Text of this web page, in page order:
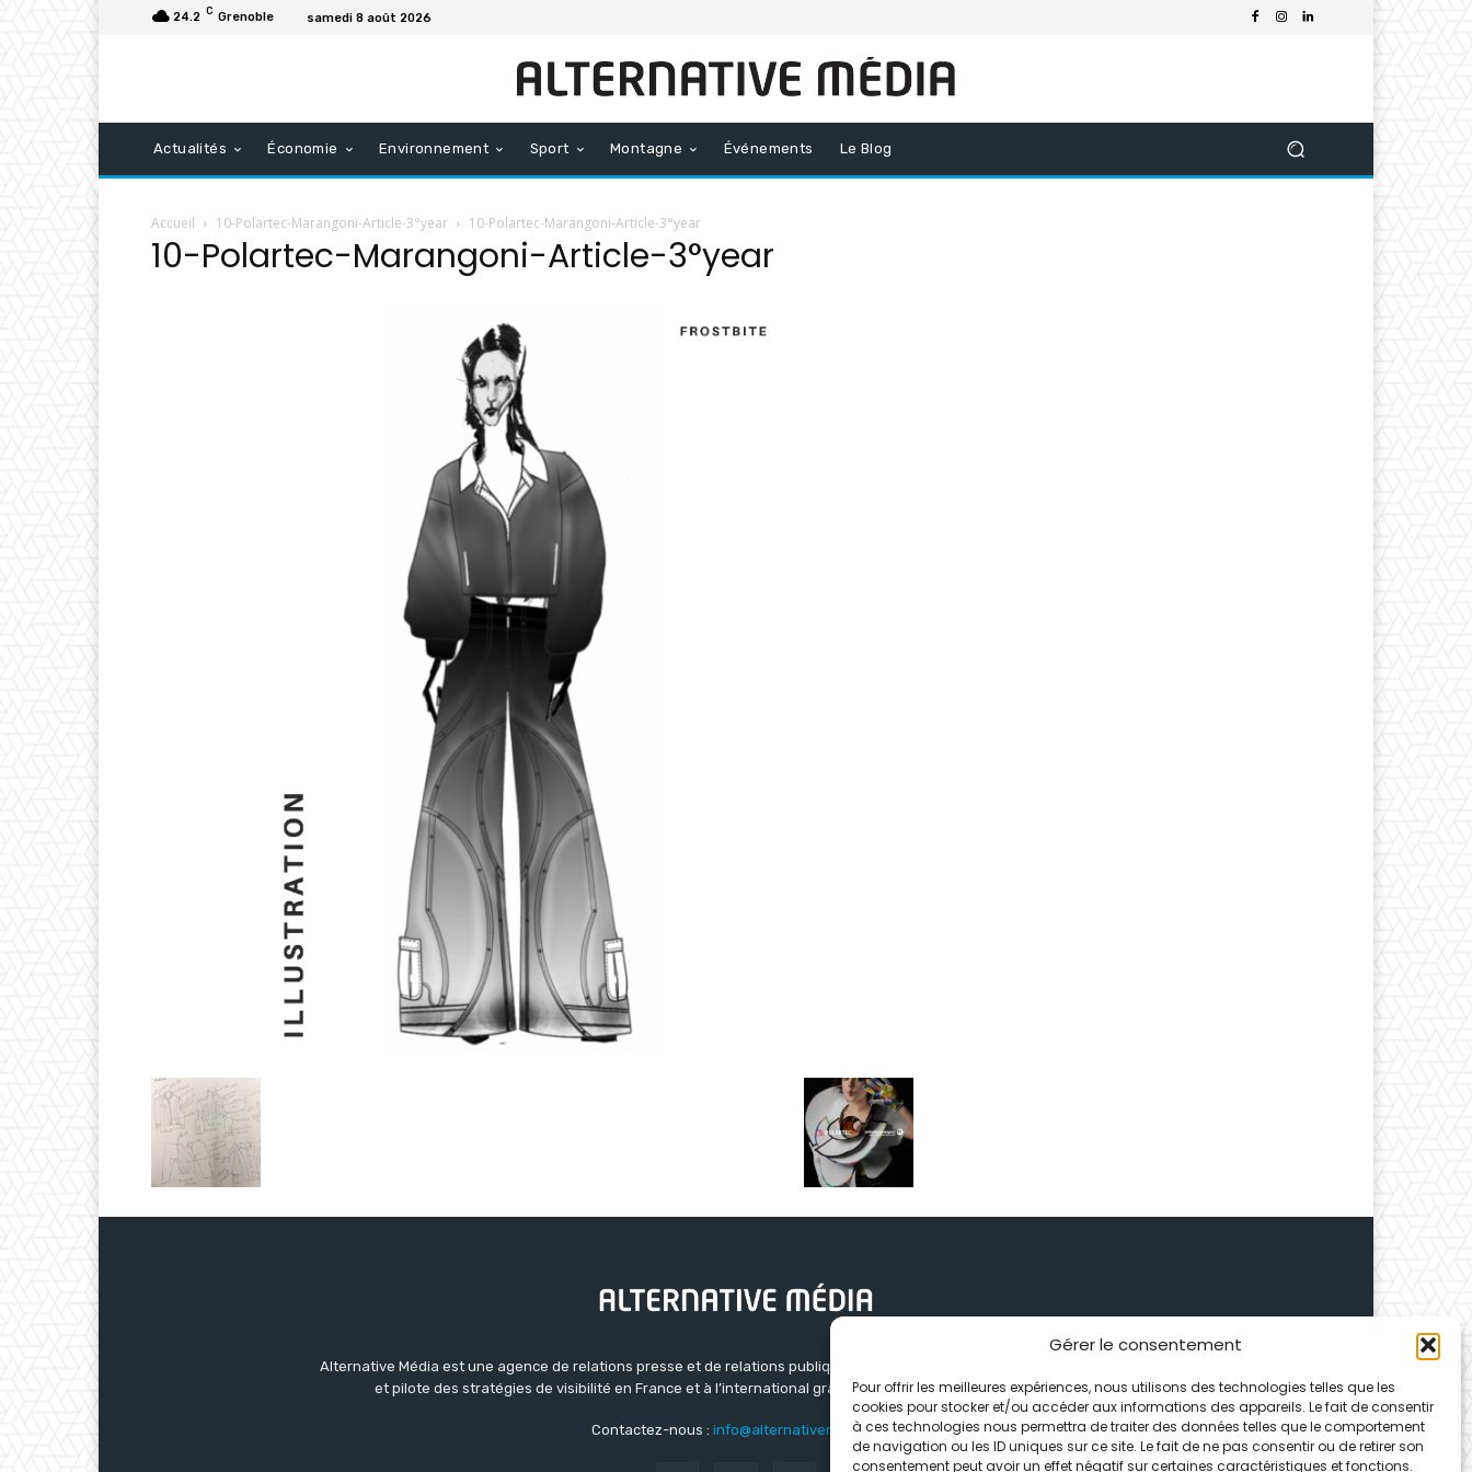
Gérer le consentement
Pour offrir les meilleures expériences, nous utilisons des technologies telles que les
cookies pour stocker et/ou accéder aux informations des appareils. Le fait de consentir
à ces technologies nous permettra de traiter des données telles que le comportement
de navigation ou les ID uniques sur ce site. Le fait de ne pas consentir ou de retirer son
consentement peut avoir un effet négatif sur certaines caractéristiques et fonctions.
24.2 C Grenoble samedi 8 août 2026
Actualités Économie Environnement Sport Montagne Événements Le Blog
Accueil 10-Polartec-Marangoni-Article-3°year 10-Polartec-Marangoni-Article-3°year
10-Polartec-Marangoni-Article-3°year
Alternative Média est une agence de relations presse et de relations publiques basée à Grenoble. Depuis 1995, elle conçoit
et pilote des stratégies de visibilité en France et à l’international grâce à un réseau d’agences partenaires.
Contactez-nous : info@alternativemedia.fr